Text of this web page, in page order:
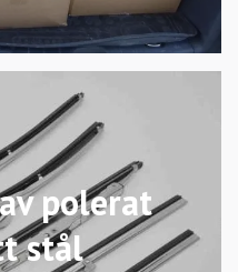
polerat
stål